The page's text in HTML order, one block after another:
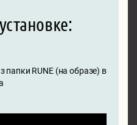
папки RUNE (на образе) в